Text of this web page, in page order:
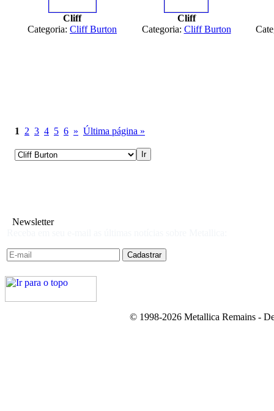
Cliff
Categoria: Cliff Burton
Cliff
Categoria: Cliff Burton
1 2 3 4 5 6 » Última página »
Newsletter
© 1998-2026 Metallica Remains -